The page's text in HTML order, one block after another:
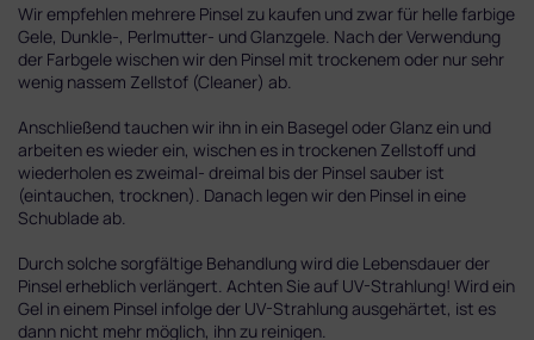
Wir empfehlen mehrere Pinsel zu kaufen und zwar für helle farbige
Gele, Dunkle-, Perlmutter- und Glanzgele. Nach der Verwendung
der Farbgele wischen wir den Pinsel mit trockenem oder nur sehr
wenig nassem Zellstof (Cleaner) ab.
Anschließend tauchen wir ihn in ein Basegel oder Glanz ein und
arbeiten es wieder ein, wischen es in trockenen Zellstoff und
wiederholen es zweimal- dreimal bis der Pinsel sauber ist
(eintauchen, trocknen). Danach legen wir den Pinsel in eine
Schublade ab.
Durch solche sorgfältige Behandlung wird die Lebensdauer der
Pinsel erheblich verlängert. Achten Sie auf UV-Strahlung! Wird ein
Gel in einem Pinsel infolge der UV-Strahlung ausgehärtet, ist es
dann nicht mehr möglich, ihn zu reinigen.